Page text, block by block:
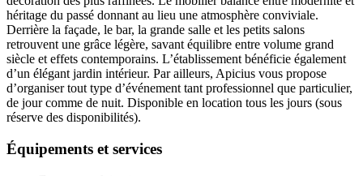
héritage du passé donnant au lieu une atmosphère conviviale.
Derrière la façade, le bar, la grande salle et les petits salons
retrouvent une grâce légère, savant équilibre entre volume grand
siècle et effets contemporains. L’établissement bénéficie également
d’un élégant jardin intérieur. Par ailleurs, Apicius vous propose
d’organiser tout type d’événement tant professionnel que particulier,
de jour comme de nuit. Disponible en location tous les jours (sous
réserve des disponibilités).
Équipements et services